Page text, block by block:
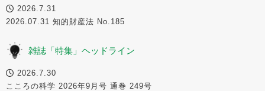
2026.7.31
2026.07.31 知的財産法 No.185
雑誌「特集」ヘッドライン
2026.7.30
こころの科学 2026年9月号 通巻 249号